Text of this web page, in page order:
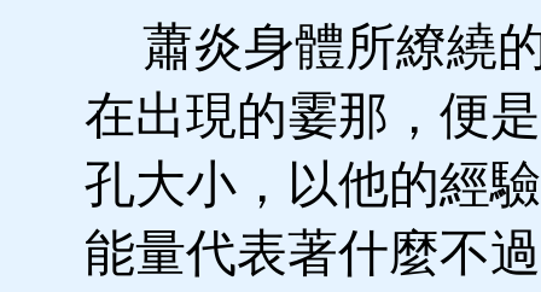
蕭炎身體所繚繞
在出現的霎那，便
孔大小，以他的經
能量代表著什麼不